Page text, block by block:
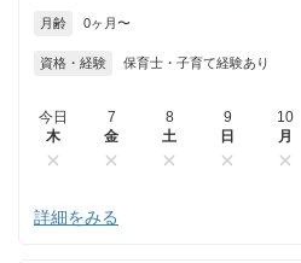
月齢 0ヶ月〜
資格・経験 保育士・子育て経験あり
今日
木
7
金
8
土
9
日
10
月
詳細をみる